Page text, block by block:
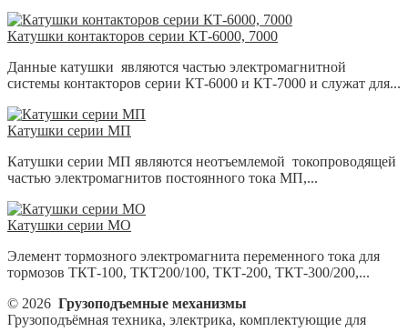
Катушки контакторов серии КТ-6000, 7000
Данные катушки являются частью электромагнитной
системы контакторов серии КТ-6000 и КТ-7000 и служат для...
Катушки серии МП
Катушки серии МП являются неотъемлемой токопроводящей
частью электромагнитов постоянного тока МП,...
Катушки серии МО
Элемент тормозного электромагнита переменного тока для
тормозов ТКТ-100, ТКТ200/100, ТКТ-200, ТКТ-300/200,...
© 2026 Грузоподъемные механизмы
Грузоподъёмная техника, электрика, комплектующие для